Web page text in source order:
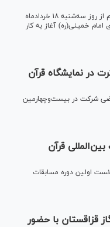
بخش فروشگاهی نمایشگاه بین‌المللی قرآن کریم از روز سه‌شنبه ۱۸ خرداد‌ماه
خمینی(ره) آغاز به کار
در نمایشگاه قرآن
شرکت در بیست‌وچهارمین
قرآن
اولین دوره مسابقات
قزاقستان با حضور